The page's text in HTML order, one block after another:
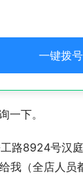
一键拨号
一下。
路8924号汉
我（全店人员